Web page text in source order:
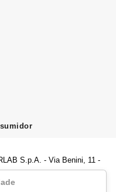
S.p.A. - Via Benini, 11 -